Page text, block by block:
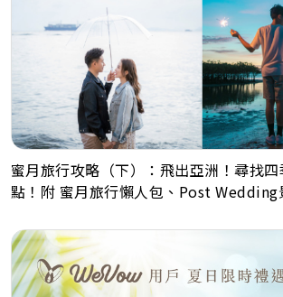
蜜月旅行攻略（下）：飛出亞洲！尋找
點！附 蜜月旅行懶人包、Post Wedding